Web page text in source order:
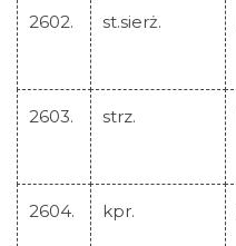
2602. st.sierż.
2603. strz.
2604. kpr.